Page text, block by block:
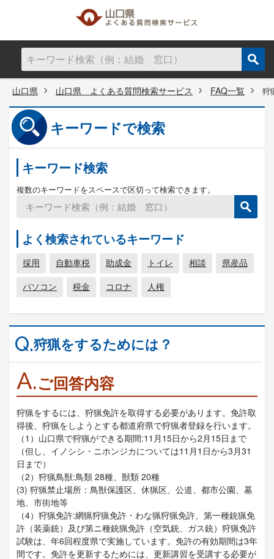
山口県 山口県 よくある質問検索サービス FAQ一覧 狩
キーワードで検索
キーワード検索
複数のキーワードをスペースで区切って検索できます。
よく検索されているキーワード
採用 自動車税 助成金 トイレ 相談
県産品
パソコン
税金 コロナ 人権
Q.狩猟をするためには？
A.ご回答内容
狩猟をするには、狩猟免許を取得する必要があります。免許取
得後、狩猟をしようとする都道府県で狩猟者登録を行います。
（1）山口県で狩猟ができる期間:11月15日から2月15日まで
（但し、イノシシ・ニホンジカについては11月1日から3月31
日まで）
（2）狩猟鳥獣:鳥類 28種、獣類 20種
(3) 狩猟禁止場所：鳥獣保護区、休猟区、公道、都市公園、墓
地、市街地等
（4）狩猟免許:網猟狩猟免許・わな猟狩猟免許、第一種銃猟免
許（装薬銃）及び第ニ種銃猟免許（空気銃、ガス銃）狩猟免許
試験は、年6回程度県で実施しています。免許の有効期間は3年
間です。免許を更新するためには、更新講習を受講する必要が